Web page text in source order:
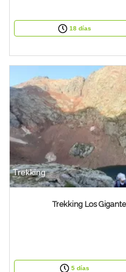
18 días
Trekking
Trekking Los
5 días